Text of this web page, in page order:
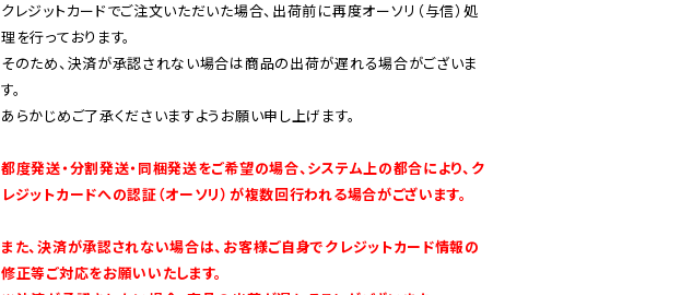
クレジットカードでご注文いただいた場合、出荷前に再度オーソリ（与信）処
理を行っております。
そのため、決済が承認されない場合は商品の出荷が遅れる場合がございま
す。
あらかじめご了承くださいますようお願い申し上げます。
都度発送・分割発送・同梱発送をご希望の場合、システム上の都合により、ク
レジットカードへの認証（オーソリ）が複数回行われる場合がございます。
また、決済が承認されない場合は、お客様ご自身でクレジットカード情報の
修正等ご対応をお願いいたします。